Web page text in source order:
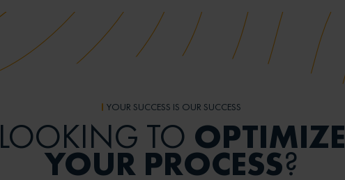
YOUR SUCCESS IS OUR SUCCESS
LOOKING TO OPTIMIZE
YOUR PROCESS?